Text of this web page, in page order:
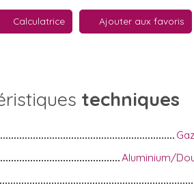
Calculatrice Ajouter aux favoris
techniques
Aluminium/